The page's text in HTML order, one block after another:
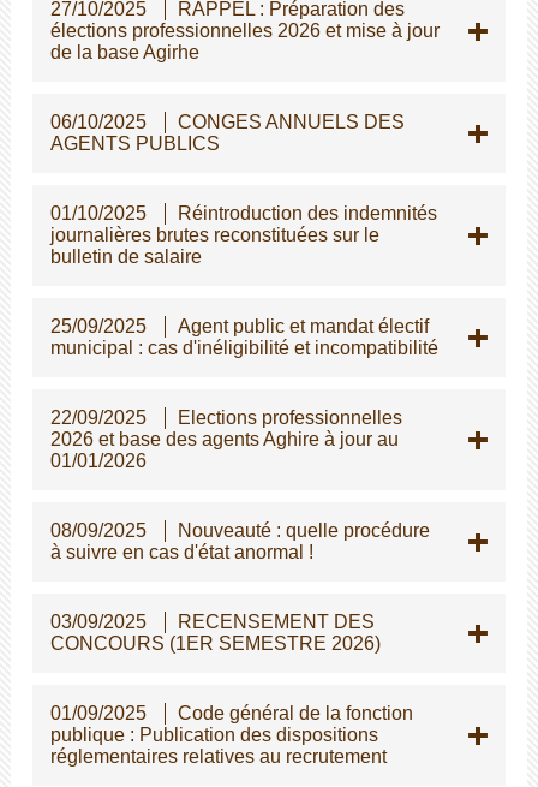
27/10/2025
RAPPEL : Préparation des
élections professionnelles 2026 et mise à jour
de la base Agirhe
06/10/2025
CONGES ANNUELS DES
AGENTS PUBLICS
01/10/2025
Réintroduction des indemnités
journalières brutes reconstituées sur le
bulletin de salaire
25/09/2025
Agent public et mandat électif
municipal : cas d'inéligibilité et incompatibilité
22/09/2025
Elections professionnelles
2026 et base des agents Aghire à jour au
01/01/2026
08/09/2025
Nouveauté : quelle procédure
à suivre en cas d'état anormal !
03/09/2025
RECENSEMENT DES
CONCOURS (1ER SEMESTRE 2026)
01/09/2025
Code général de la fonction
publique : Publication des dispositions
réglementaires relatives au recrutement